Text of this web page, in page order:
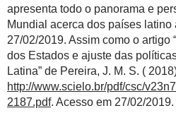
apresenta todo o panorama e
Mundial acerca dos países latino
27/02/2019. Assim como o artigo
dos Estados e ajuste das
Latina” de Pereira, J. M. S. (
http://www.scielo.br/pdf/csc/
2187.pdf. Acesso em 27/02/2019.